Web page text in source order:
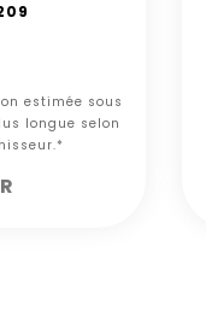
estimée sous
longue selon